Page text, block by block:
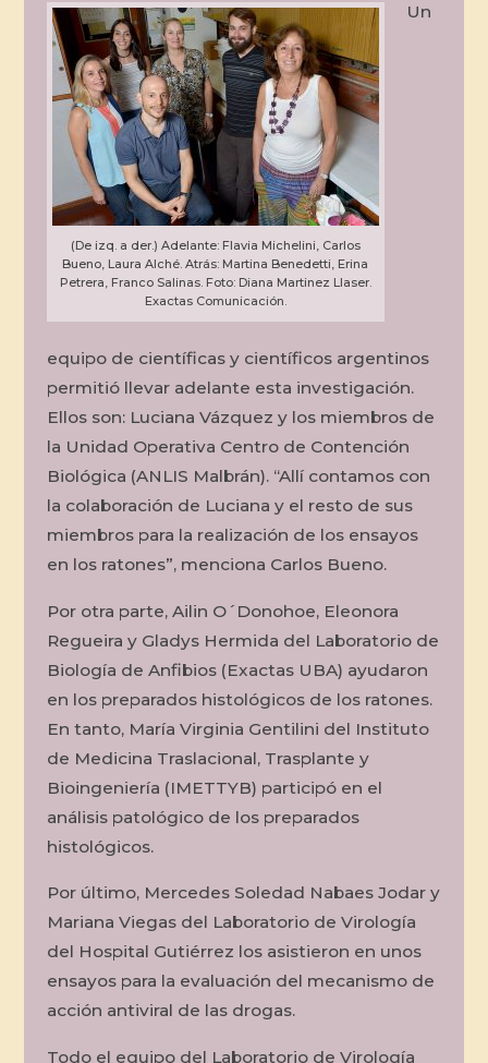
(De izq. a der.) Adelante: Flavia Michelini, Carlos
Bueno, Laura Alché. Atrás: Martina Benedetti, Erina
Petrera, Franco Salinas. Foto: Diana Martinez Llaser.
Exactas Comunicación.
Un
equipo de científicas y científicos argentinos
permitió llevar adelante esta investigación.
Ellos son: Luciana Vázquez y los miembros de
la Unidad Operativa Centro de Contención
Biológica (ANLIS Malbrán). “Allí contamos con
la colaboración de Luciana y el resto de sus
miembros para la realización de los ensayos
en los ratones”, menciona Carlos Bueno.
Por otra parte, Ailin O´Donohoe, Eleonora
Regueira y Gladys Hermida del Laboratorio de
Biología de Anfibios (Exactas UBA) ayudaron
en los preparados histológicos de los ratones.
En tanto, María Virginia Gentilini del Instituto
de Medicina Traslacional, Trasplante y
Bioingeniería (IMETTYB) participó en el
análisis patológico de los preparados
histológicos.
Por último, Mercedes Soledad Nabaes Jodar y
Mariana Viegas del Laboratorio de Virología
del Hospital Gutiérrez los asistieron en unos
ensayos para la evaluación del mecanismo de
acción antiviral de las drogas.
Todo el equipo del Laboratorio de Virología